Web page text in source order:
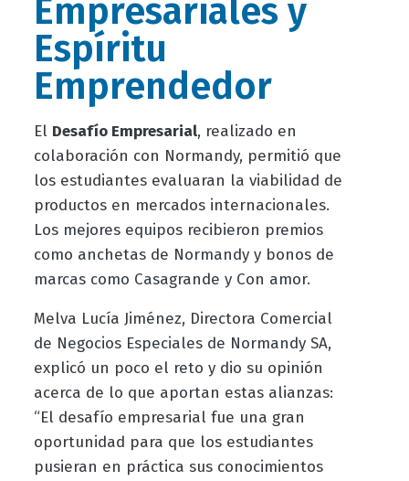
Empresariales y
Espíritu
Emprendedor
El Desafío Empresarial, realizado en
colaboración con Normandy, permitió que
los estudiantes evaluaran la viabilidad de
productos en mercados internacionales.
Los mejores equipos recibieron premios
como anchetas de Normandy y bonos de
marcas como Casagrande y Con amor.
Melva Lucía Jiménez, Directora Comercial
de Negocios Especiales de Normandy SA,
explicó un poco el reto y dio su opinión
acerca de lo que aportan estas alianzas:
“El desafío empresarial fue una gran
oportunidad para que los estudiantes
pusieran en práctica sus conocimientos